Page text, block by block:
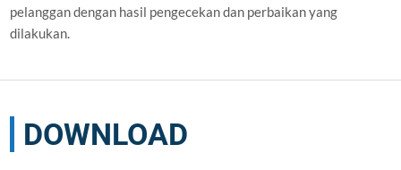
pelanggan dengan hasil pengecekan dan perbaikan yang
dilakukan.
DOWNLOAD